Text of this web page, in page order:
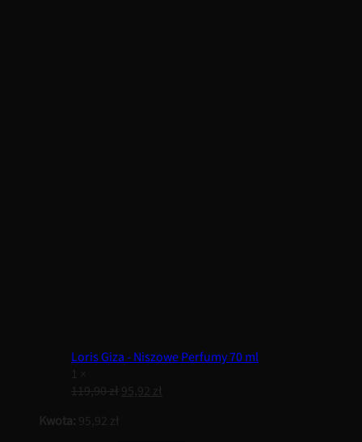
Loris Giza - Niszowe Perfumy 70 ml
1 ×
119,90zł 95,92 zł
Kwota: 95,92 zł